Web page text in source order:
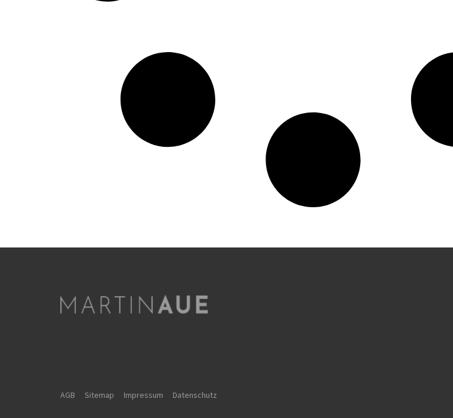
AGB Sitemap Impressum Datenschutz